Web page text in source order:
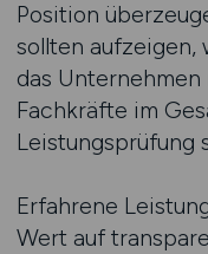
Position
sollten
das
Fachkräfte im
Leistungsprüfung
Erfahrene
Wert auf